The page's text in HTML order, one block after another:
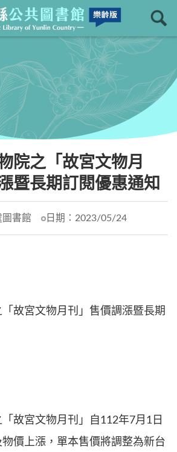
新消息
院之「故宮文物月
暨長期訂閱優惠通知
圖書館 日期： 2023/05/24
故宮文物月刊」售價調漲暨長期
故宮文物月刊」自112年7月1日
價上漲，單本售價將調整為新台